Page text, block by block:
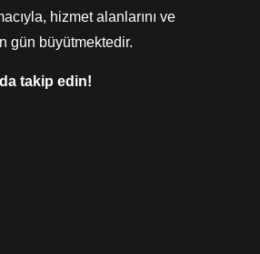
hizmet alanlarını ve
gün büyütmektedir.
takip edin!